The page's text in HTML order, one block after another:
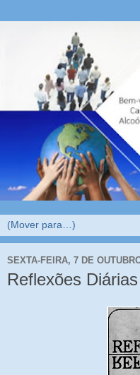
SEXTA-FEIRA, 7 DE
Reflexões